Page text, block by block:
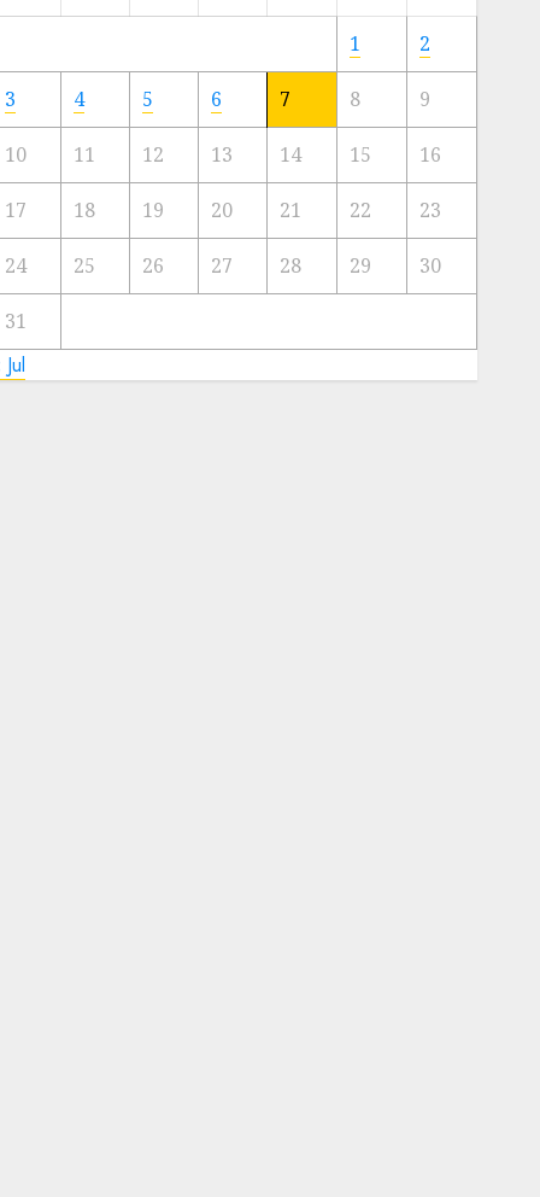
Artis
Kota
23/11/2024
0
1 2
3 4 5 6 7 8 9
10 11 12 13 14 15 16
17 18 19 20 21 22 23
24 25 26 27 28 29 30
31